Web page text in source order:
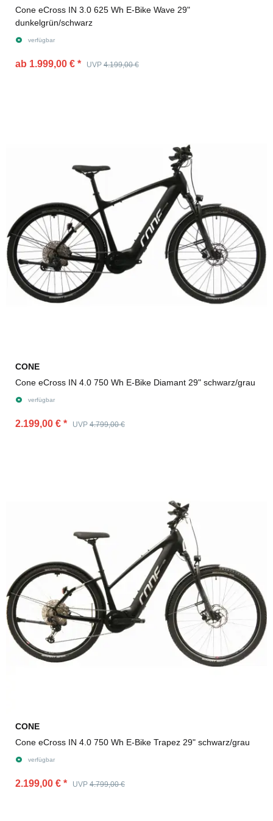
Cone eCross IN 3.0 625 Wh E-Bike Wave 29"
dunkelgrün/schwarz
verfügbar
ab 1.999,00 € * UVP 4.199,00 €
CONE
Cone eCross IN 4.0 750 Wh E-Bike Diamant 29" schwarz/grau
verfügbar
2.199,00 € * UVP 4.799,00 €
CONE
Cone eCross IN 4.0 750 Wh E-Bike Trapez 29" schwarz/grau
verfügbar
2.199,00 € * UVP 4.799,00 €